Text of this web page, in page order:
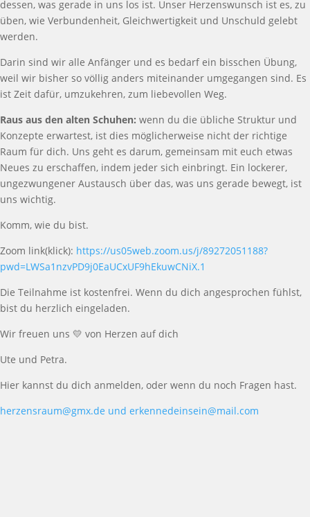
dessen, was gerade in uns los ist. Unser Herzenswunsch ist es, zu
üben, wie Verbundenheit, Gleichwertigkeit und Unschuld gelebt
werden.
Darin sind wir alle Anfänger und es bedarf ein bisschen Übung,
weil wir bisher so völlig anders miteinander umgegangen sind. Es
ist Zeit dafür, umzukehren, zum liebevollen Weg.
Raus aus den alten Schuhen: wenn du die übliche Struktur und
Konzepte erwartest, ist dies möglicherweise nicht der richtige
Raum für dich. Uns geht es darum, gemeinsam mit euch etwas
Neues zu erschaffen, indem jeder sich einbringt. Ein lockerer,
ungezwungener Austausch über das, was uns gerade bewegt, ist
uns wichtig.
Komm, wie du bist.
Zoom link(klick): https://us05web.zoom.us/j/89272051188?
pwd=LWSa1nzvPD9j0EaUCxUF9hEkuwCNiX.1
Die Teilnahme ist kostenfrei. Wenn du dich angesprochen fühlst,
bist du herzlich eingeladen.
Wir freuen uns 💛 von Herzen auf dich
Ute und Petra.
Hier kannst du dich anmelden, oder wenn du noch Fragen hast.
herzensraum@gmx.de und erkennedeinsein@mail.com